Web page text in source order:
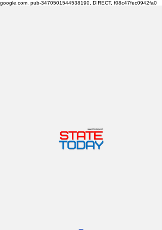
google.com, pub-3470501544538190, DIRECT, f08c47fec0942fa0